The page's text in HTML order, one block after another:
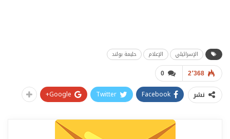
الإسرائيلي الإعلام حليمة بولند
0 2٬368
نشر Facebook
Twitter
Google+